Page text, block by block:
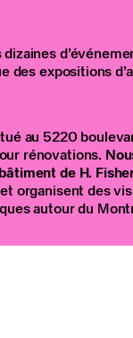
des expositions
au 5220
rénovations.
de H.
organisent des
autour du